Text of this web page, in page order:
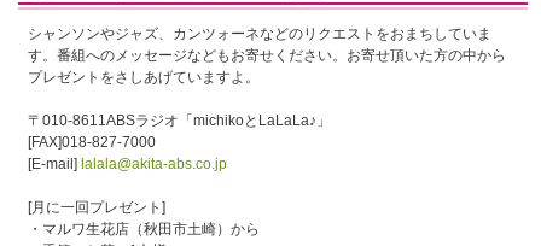
シャンソンやジャズ、カンツォーネなどのリクエストをおまちしていま
す。番組へのメッセージなどもお寄せください。お寄せ頂いた方の中から
プレゼントをさしあげていますよ。
〒010-8611ABSラジオ「michikoとLaLaLa♪」
[FAX]018-827-7000
[E-mail]lalala@akita-abs.co.jp
[月に一回プレゼント]
・マルワ生花店（秋田市土崎）から